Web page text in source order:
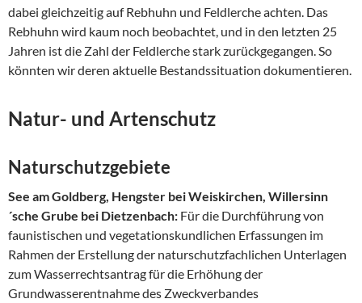
dabei gleichzeitig auf Rebhuhn und Feldlerche achten. Das
Rebhuhn wird kaum noch beobachtet, und in den letzten 25
Jahren ist die Zahl der Feldlerche stark zurückgegangen. So
könnten wir deren aktuelle Bestandssituation dokumentieren.
Natur- und Artenschutz
Naturschutzgebiete
See am Goldberg, Hengster bei Weiskirchen, Willersinn
´sche Grube bei Dietzenbach: Für die Durchführung von
faunistischen und vegetationskundlichen Erfassungen im
Rahmen der Erstellung der naturschutzfachlichen Unterlagen
zum Wasserrechtsantrag für die Erhöhung der
Grundwasserentnahme des Zweckverbandes